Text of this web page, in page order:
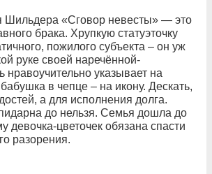
Шильдера «Сговор невесты» — это
брака. Хрупкую статуэточку
пожилого субъекта – он уж
руке своей наречённой-
нравоучительно указывает на
в чепце – на икону. Дескать,
а для исполнения долга.
до нельзя. Семья дошла до
девочка-цветочек обязана спасти
разорения.